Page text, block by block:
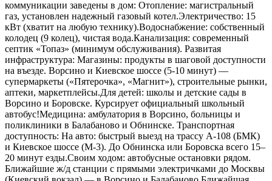
коммуникации заведены в дом: Отопление: магистральный
газ, установлен надежный газовый котел.Электричество: 15
кВт (хватит на любую технику).Водоснабжение: собственный
колодец (9 колец), чистая вода.Канализация: современный
септик «Топаз» (минимум обслуживания). Развитая
инфраструктура: Магазины: продукты в шаговой доступности
на въезде. Ворсино и Киевское шоссе (5-10 минут) —
супермаркеты («Пятерочка», «Магнит»), строительные рынки,
аптеки, маркетплейсы.Для детей: школы и детские сады в
Ворсино и Боровске. Курсирует официальный школьный
автобус!Медицина: амбулатория в Ворсино, больницы и
поликлиники в Балабаново и Обнинске. Транспортная
доступность: На авто: быстрый выезд на трассу А-108 (БМК)
и Киевское шоссе (М-3). До Обнинска или Боровска всего 15–
20 минут езды.Своим ходом: автобусные остановки рядом.
Ближайшие ж/д станции с прямыми электричками до Москвы